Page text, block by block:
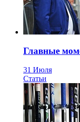
Главные
31 Июля
Статьи